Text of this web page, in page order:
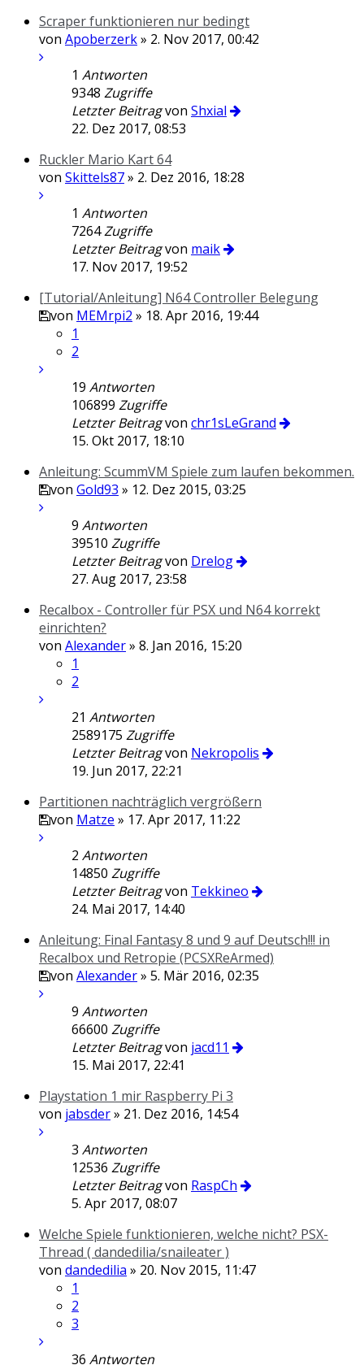
Scraper funktionieren nur bedingt
von Apoberzerk» 2. Nov 2017, 00:42
1 Antworten
9348 Zugriffe
Letzter Beitragvon Shxial
22. Dez 2017, 08:53
Ruckler Mario Kart 64
von Skittels87» 2. Dez 2016, 18:28
1 Antworten
7264Zugriffe
Letzter Beitragvon maik
17. Nov 2017, 19:52
[Tutorial/Anleitung] N64 Controller Belegung
von MEMrpi2 » 18. Apr 2016, 19:44
1
2
19 Antworten
106899 Zugriffe
Letzter Beitragvon chr1sLeGrand
15. Okt 2017, 18:10
Anleitung: ScummVM Spiele zum laufen bekommen.
von Gold93 » 12. Dez 2015, 03:25
9 Antworten
39510 Zugriffe
Letzter Beitragvon Drelog
27. Aug 2017, 23:58
Recalbox - Controller für PSX und N64 korrekt
einrichten?
von Alexander» 8. Jan 2016, 15:20
1
2
21 Antworten
2589175 Zugriffe
Letzter Beitragvon Nekropolis
19. Jun 2017, 22:21
Partitionen nachträglich vergrößern
von Matze » 17. Apr 2017, 11:22
2 Antworten
14850 Zugriffe
Letzter Beitragvon Tekkineo
24. Mai 2017, 14:40
Anleitung: Final Fantasy 8 und 9 auf Deutsch!!! in
Recalbox und Retropie (PCSXReArmed)
von Alexander» 5. Mär 2016, 02:35
9 Antworten
66600 Zugriffe
Letzter Beitragvon jacd11
15. Mai 2017, 22:41
Playstation 1 mir Raspberry Pi 3
von jabsder» 21. Dez 2016, 14:54
3 Antworten
12536 Zugriffe
Letzter Beitragvon RaspCh
5. Apr 2017, 08:07
Welche Spiele funktionieren, welche nicht? PSX-
Thread ( dandedilia/snaileater )
von dandedilia » 20. Nov 2015, 11:47
1
2
3
36 Antworten